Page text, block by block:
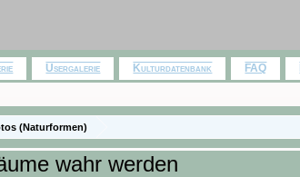
(Naturformen)
wahr werden
Usergalerie Kulturdatenbank FAQ